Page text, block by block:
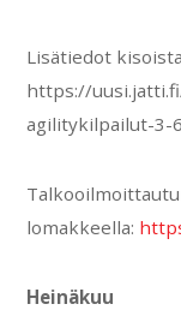
Lisätiedot
https://
agilitykilpailut-3-
lomakkeella: